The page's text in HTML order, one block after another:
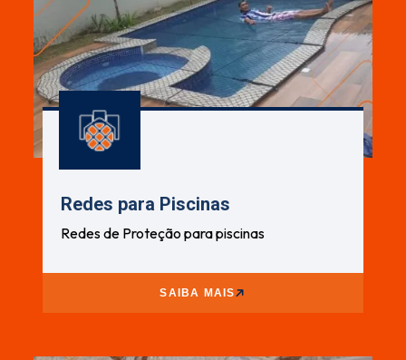
Redes para Piscinas
Redes de Proteção para piscinas
SAIBA MAIS